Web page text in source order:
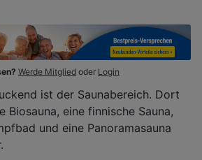
Werde Mitglied oder Login
ist der Saunabereich. Dort
Biosauna, eine finnische Sauna,
und eine Panoramasauna